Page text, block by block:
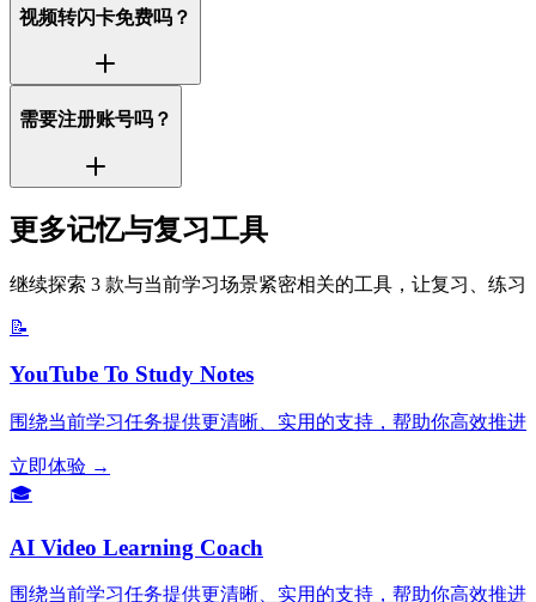
视频转闪卡免费吗？
需要注册账号吗？
更多记忆与复习工具
继续探索 3 款与当前学习场景紧密相关的工具，让复习、练习
📝
YouTube To Study Notes
围绕当前学习任务提供更清晰、实用的支持，帮助你高效推进
立即体验 →
🎓
AI Video Learning Coach
围绕当前学习任务提供更清晰、实用的支持，帮助你高效推进